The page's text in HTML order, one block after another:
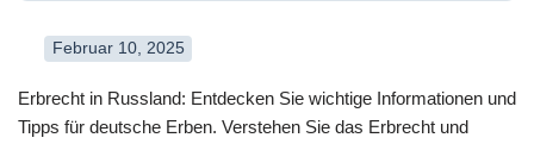
Februar 10, 2025
Erbrecht in Russland: Entdecken Sie wichtige Informationen und
Tipps für deutsche Erben. Verstehen Sie das Erbrecht und